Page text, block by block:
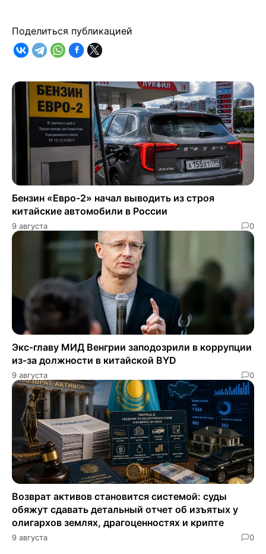
Поделиться публикацией
Бензин «Евро-2» начал выводить из строя
китайские автомобили в России
9 августа 0
Экс-главу МИД Венгрии заподозрили в коррупции
из-за должности в китайской BYD
9 августа 0
Возврат активов становится системой: суды
обяжут сдавать детальный отчет об изъятых у
олигархов землях, драгоценностях и крипте
9 августа 0